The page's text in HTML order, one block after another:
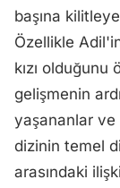
başına
Özellikle
kızı olduğunu
gelişmenin
yaşananlar ve
dizinin temel
arasındaki